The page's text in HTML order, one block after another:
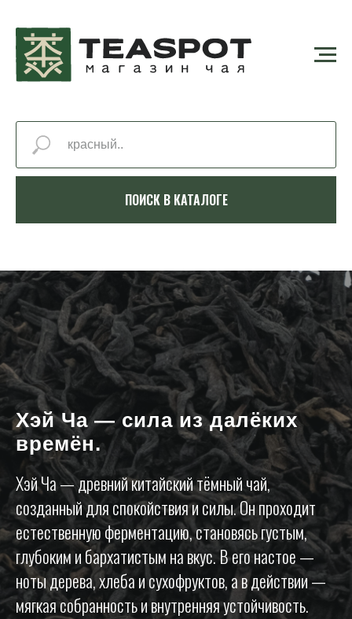
ПОИСК В КАТАЛОГЕ
Хэй Ча— сила из далёких
времён.
Хэй Ча — древний китайский тёмный чай,
созданный для спокойствия и силы. Он проходит
естественную ферментацию, становясь густым,
глубоким и бархатистым на вкус. В его настое —
ноты дерева, хлеба и сухофруктов, а в действии —
мягкая собранность и внутренняя устойчивость.